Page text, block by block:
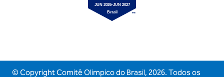
© Copyright Comitê Olimpico do Brasil, 2026. Todos os